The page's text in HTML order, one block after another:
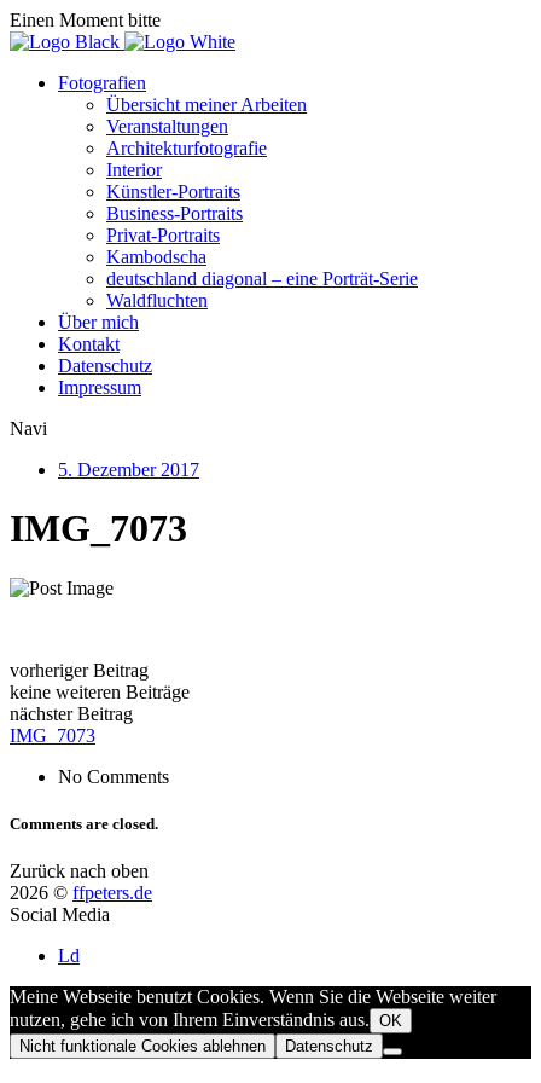
Einen Moment bitte
Fotografien
Übersicht meiner Arbeiten
Veranstaltungen
Architekturfotografie
Interior
Künstler-Portraits
Business-Portraits
Privat-Portraits
Kambodscha
deutschland diagonal – eine Porträt-Serie
Waldfluchten
Über mich
Kontakt
Datenschutz
Impressum
Navi
5. Dezember 2017
IMG_7073
vorheriger Beitrag
keine weiteren Beiträge
nächster Beitrag
IMG_7073
No Comments
Comments are closed.
Zurück nach oben
2026 © ffpeters.de
Social Media
Ld
Meine Webseite benutzt Cookies. Wenn Sie die Webseite weiter
nutzen, gehe ich von Ihrem Einverständnis aus. OK
Nicht funktionale Cookies ablehnen
Datenschutz